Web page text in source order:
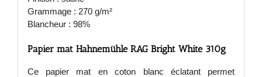
Grammage : 270 g/m²
Blancheur : 98%
Papier mat Hahnemühle RAG Bright White 310g
Ce papier mat en coton blanc éclatant permet